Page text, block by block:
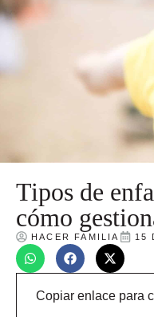
Tipos de
cómo
HACER FAMILIA 15
Copiar enlace para